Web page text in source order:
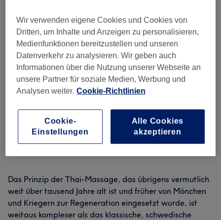
Eine Thai-Massage kommt einer
athletischen Übung gleich – und zwar in
jeglicher positiven Hinsicht.
Energieverbrennung, Beweglichkeit,
mentale Zufriedenheit und Muskelschule
greifen ineinander. Wenn ein Thai-
Massage-Profi sein eigenes Körpergewicht
effektiv einsetzt, dehnt, streckt und
entspannt er zugleich den Körper seines
Klienten.
Das Prinzip der Thai-Massage, das übrigens vermutlich
weit über tausend Jahre alt ist und früher von Mönchen
und Kriegern zur Regeneration eingesetzt wurde, ist
weitaus komplexer als das klassische, schwedische
Wir verwenden eigene Cookies und Cookies von
Dritten, um Inhalte und Anzeigen zu personalisieren,
Medienfunktionen bereitzustellen und unseren
Datenverkehr zu analysieren. Wir geben auch
Informationen über die Nutzung unserer Webseite an
unsere Partner für soziale Medien, Werbung und
Analysen weiter. Cookie-Richtlinien
Cookie-
Einstellungen
Alle Cookies
akzeptieren